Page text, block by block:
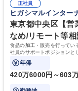
募集職種 【大阪・京都
えて、お客様や社員の状
待され。組織を支える
社員から頼られる存在
務の持ち帰りも禁止され
歴・資格 学歴：大学院
正社員
ヒガシマルインター
東京都中央区【営
なめ/リモート等
食品の加工・販売を行ってい
社員のサポートポジションと
事業の根幹を支えていただき
年俸
420万6000円～603